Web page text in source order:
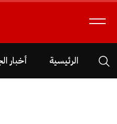
الرئيسية أخبار